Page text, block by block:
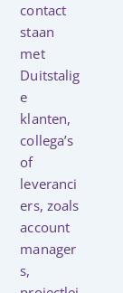
contact
staan
met
Duitstalig
e
klanten,
collega’s
of
leveranci
ers, zoals
account
manager
s,